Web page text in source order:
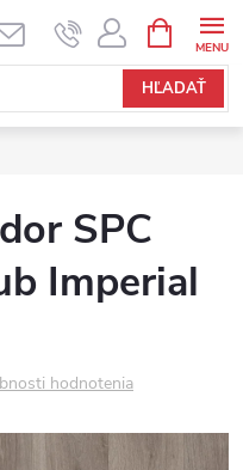
HĽADAŤ
SPC
Imperial
hodnotenia